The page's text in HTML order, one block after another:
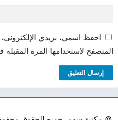
احفظ اسمي، بريدي
المتصفح لاستخدامها المرة المقبلة